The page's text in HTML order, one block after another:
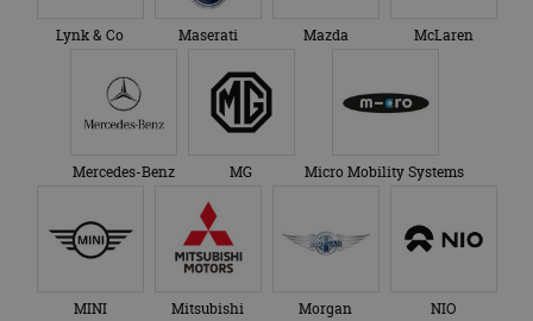
Lynk & Co Maserati Mazda McLaren
Mercedes-Benz MG Micro Mobility Systems
MINI Mitsubishi Morgan NIO